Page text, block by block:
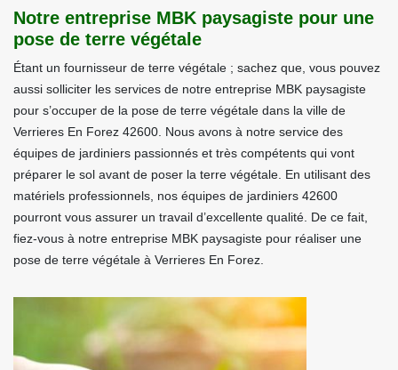
Notre entreprise MBK paysagiste pour une
pose de terre végétale
Étant un fournisseur de terre végétale ; sachez que, vous pouvez
aussi solliciter les services de notre entreprise MBK paysagiste
pour s’occuper de la pose de terre végétale dans la ville de
Verrieres En Forez 42600. Nous avons à notre service des
équipes de jardiniers passionnés et très compétents qui vont
préparer le sol avant de poser la terre végétale. En utilisant des
matériels professionnels, nos équipes de jardiniers 42600
pourront vous assurer un travail d’excellente qualité. De ce fait,
fiez-vous à notre entreprise MBK paysagiste pour réaliser une
pose de terre végétale à Verrieres En Forez.